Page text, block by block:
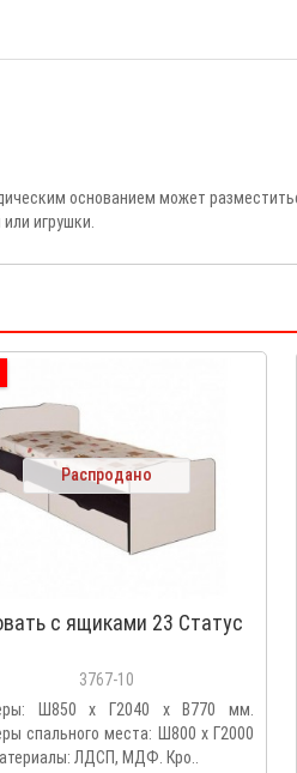
основанием может
игрушки.
Распродано
с ящиками 23 Статус
3767-10
Ш850 х Г2040 х В770 мм.
спального места: Ш800 х Г2000
ЛДСП, МДФ. Кро..